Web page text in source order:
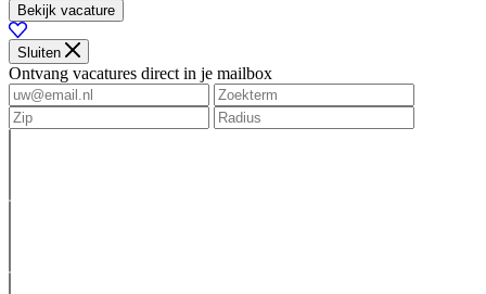
Bekijk vacature
Sluiten
Ontvang vacatures direct in je mailbox